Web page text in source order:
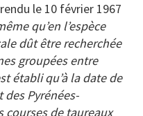
le 10 février 1967
qu’en l’espèce
dût être recherchée
groupées entre
établi qu’à la date de
Pyrénées-
courses de taureaux